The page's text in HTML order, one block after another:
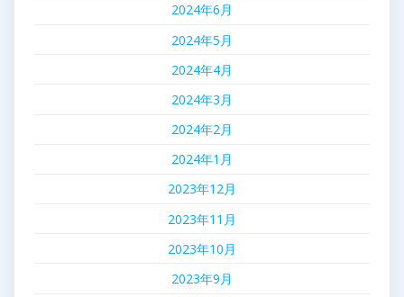
2024年6月
2024年5月
2024年4月
2024年3月
2024年2月
2024年1月
2023年12月
2023年11月
2023年10月
2023年9月